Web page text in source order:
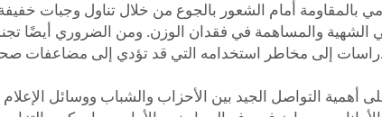
بالمقاومة أمام الشعور بالجوع من خلال تناول وجبات
الشهية والمساهمة في فقدان الوزن. ومن الضروري أيضًا
أهمية التواصل الجيد بين الأحزاب والشباب ووسائل